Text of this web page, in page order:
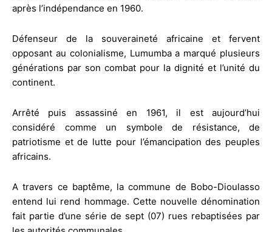
après l’indépendance en 1960.
Défenseur de la souveraineté africaine et fervent
opposant au colonialisme, Lumumba a marqué plusieurs
générations par son combat pour la dignité et l’unité du
continent.
Arrêté puis assassiné en 1961, il est aujourd’hui
considéré comme un symbole de résistance, de
patriotisme et de lutte pour l’émancipation des peuples
africains.
A travers ce baptême, la commune de Bobo-Dioulasso
entend lui rend hommage. Cette nouvelle dénomination
fait partie d’une série de sept (07) rues rebaptisées par